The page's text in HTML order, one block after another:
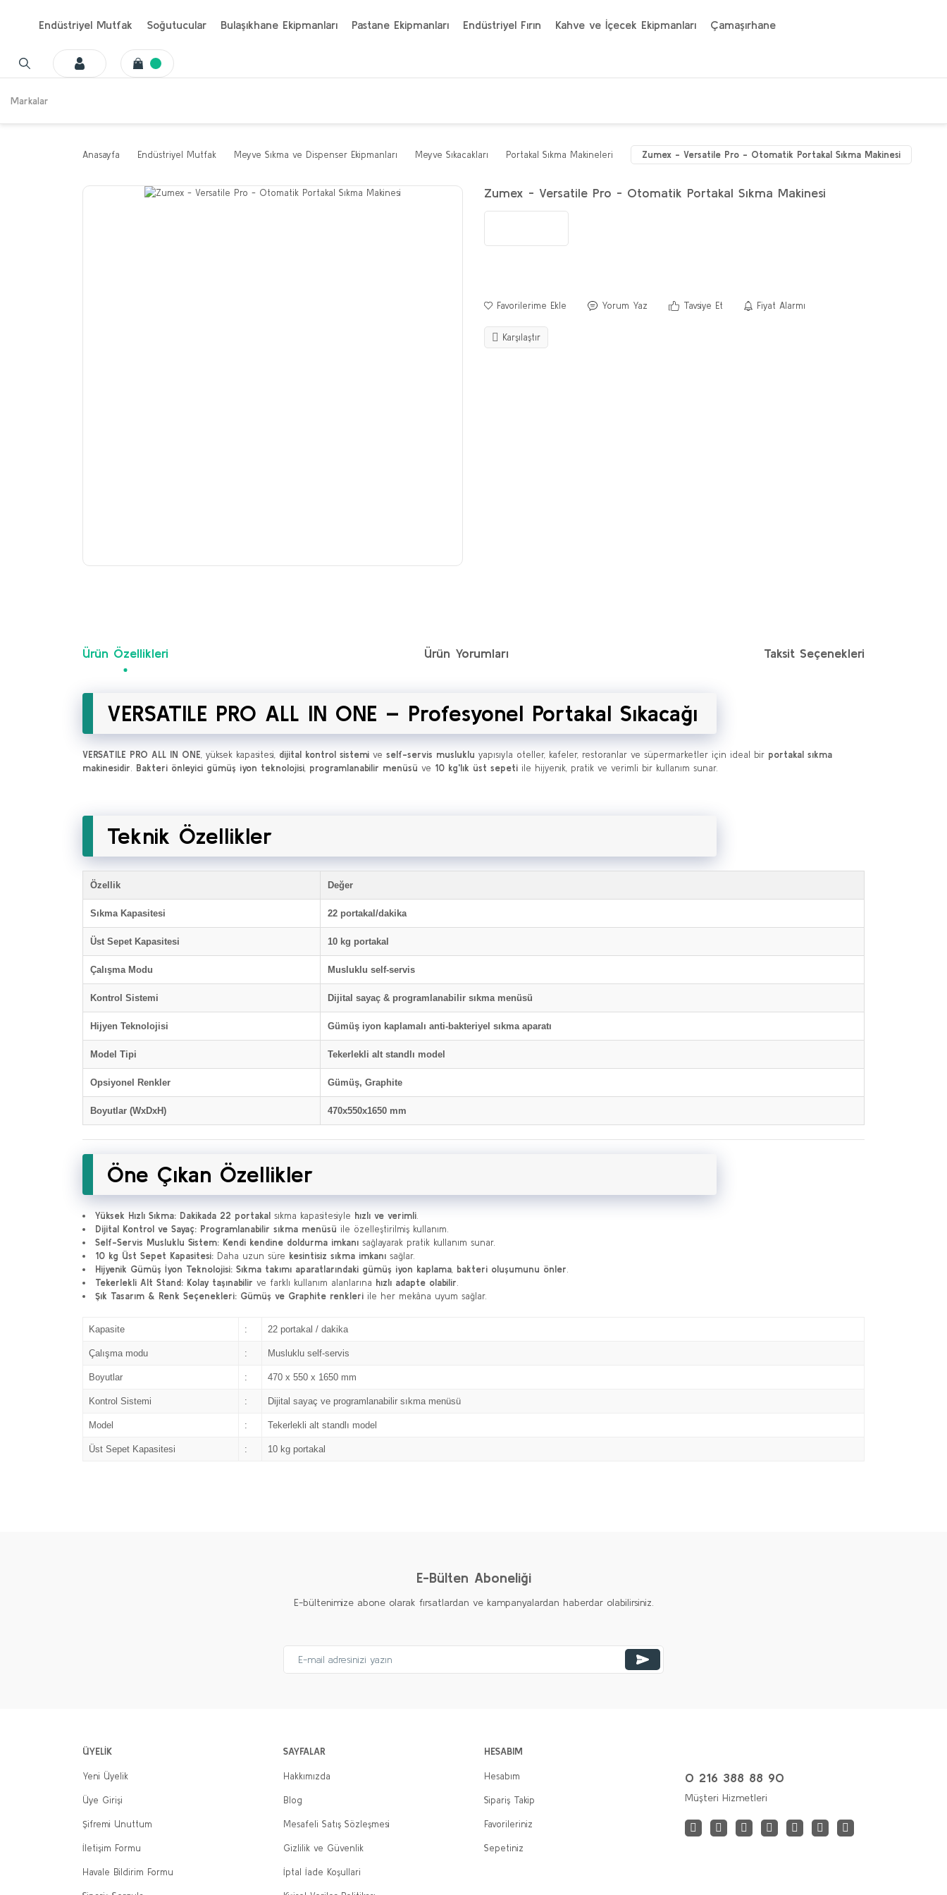
Endüstriyel Mutfak Soğutucular Bulaşıkhane Ekipmanları Pastane Ekipmanları Endüstriyel Fırın Kahve ve İçecek Ekipmanları Çamaşırhane
Markalar
Anasayfa Endüstriyel Mutfak Meyve Sıkma ve Dispenser Ekipmanları Meyve Sıkacakları Portakal Sıkma Makineleri Zumex - Versatile Pro - Otomatik Portakal Sıkma Makinesi
Zumex - Versatile Pro - Otomatik Portakal Sıkma Makinesi
Yorum Yaz Tavsiye Et Fiyat Alarmı
Karşılaştır
Ürün Özellikleri Ürün Yorumları Taksit Seçenekleri
VERSATILE PRO ALL IN ONE – Profesyonel Portakal Sıkacağı
VERSATILE PRO ALL IN ONE, yüksek kapasitesi, dijital kontrol sistemi ve self-servis musluklu yapısıyla oteller, kafeler, restoranlar ve süpermarketler için ideal bir portakal sıkma
makinesidir. Bakteri önleyici gümüş iyon teknolojisi, programlanabilir menüsü ve 10 kg'lık üst sepeti ile hijyenik, pratik ve verimli bir kullanım sunar.
Teknik Özellikler
Özellik Değer
Sıkma Kapasitesi 22 portakal/dakika
Üst Sepet Kapasitesi 10 kg portakal
Çalışma Modu Musluklu self-servis
Kontrol Sistemi Dijital sayaç & programlanabilir sıkma menüsü
Hijyen Teknolojisi Gümüş iyon kaplamalı anti-bakteriyel sıkma aparatı
Model Tipi Tekerlekli alt standlı model
Opsiyonel Renkler Gümüş, Graphite
Boyutlar (WxDxH) 470x550x1650 mm
Öne Çıkan Özellikler
Yüksek Hızlı Sıkma: Dakikada 22 portakal sıkma kapasitesiyle hızlı ve verimli.
Dijital Kontrol ve Sayaç: Programlanabilir sıkma menüsü ile özelleştirilmiş kullanım.
Self-Servis Musluklu Sistem: Kendi kendine doldurma imkanı sağlayarak pratik kullanım sunar.
10 kg Üst Sepet Kapasitesi: Daha uzun süre kesintisiz sıkma imkanı sağlar.
Hijyenik Gümüş İyon Teknolojisi: Sıkma takımı aparatlarındaki gümüş iyon kaplama, bakteri oluşumunu önler.
Tekerlekli Alt Stand: Kolay taşınabilir ve farklı kullanım alanlarına hızlı adapte olabilir.
Şık Tasarım & Renk Seçenekleri: Gümüş ve Graphite renkleri ile her mekâna uyum sağlar.
Kapasite : 22 portakal / dakika
Çalışma modu : Musluklu self-servis
Boyutlar : 470 x 550 x 1650 mm
Kontrol Sistemi : Dijital sayaç ve programlanabilir sıkma menüsü
Model : Tekerlekli alt standlı model
Üst Sepet Kapasitesi : 10 kg portakal
E-Bülten Aboneliği
E-bültenimize abone olarak fırsatlardan ve kampanyalardan haberdar olabilirsiniz.
ÜYELİK
Yeni Üyelik
Üye Girişi
Şifremi Unuttum
İletişim Formu
Havale Bildirim Formu
SAYFALAR
Hakkımızda
Blog
Mesafeli Satış Sözleşmesi
Gizlilik ve Güvenlik
İptal İade Koşullari
HESABIM
Hesabım
Sipariş Takip
Favorileriniz
Sepetiniz
0 216 388 88 90
Müşteri Hizmetleri